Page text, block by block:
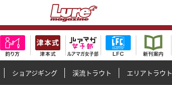
ショアジギング 渓流トラウト エリアトラウト